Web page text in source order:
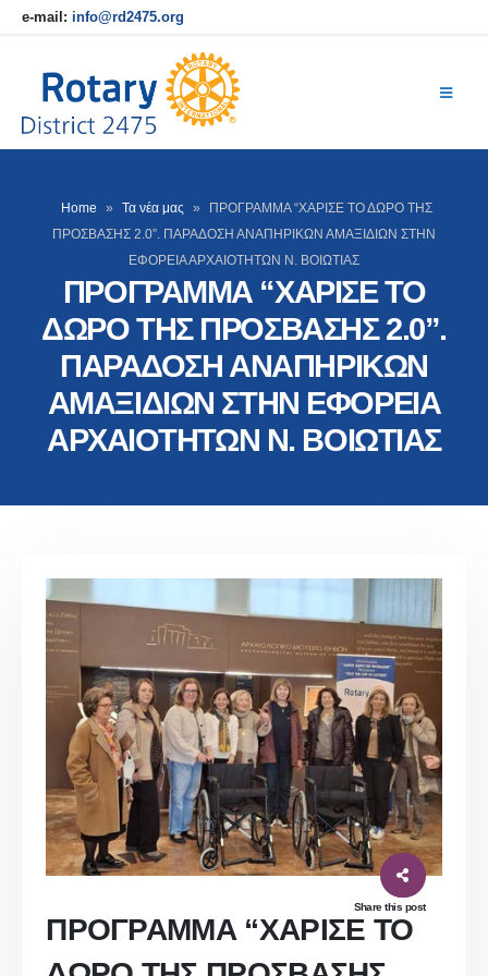
e-mail: info@rd2475.org
Home » Τα νέα μας »
ΠΡΟΓΡΑΜΜΑ “ΧΑΡΙΣΕ ΤΟ ΔΩΡΟ ΤΗΣ
ΠΡΟΣΒΑΣΗΣ 2.0”. ΠΑΡΑΔΟΣΗ ΑΝΑΠΗΡΙΚΩΝ ΑΜΑΞΙΔΙΩΝ ΣΤΗΝ
ΕΦΟΡΕΙΑ ΑΡΧΑΙΟΤΗΤΩΝ Ν. ΒΟΙΩΤΙΑΣ
ΠΡΟΓΡΑΜΜΑ “ΧΑΡΙΣΕ ΤΟ
ΔΩΡΟ ΤΗΣ ΠΡΟΣΒΑΣΗΣ 2.0”.
ΠΑΡΑΔΟΣΗ ΑΝΑΠΗΡΙΚΩΝ
ΑΜΑΞΙΔΙΩΝ ΣΤΗΝ ΕΦΟΡΕΙΑ
ΑΡΧΑΙΟΤΗΤΩΝ Ν. ΒΟΙΩΤΙΑΣ
Share this post
ΠΡΟΓΡΑΜΜΑ “ΧΑΡΙΣΕ ΤΟ